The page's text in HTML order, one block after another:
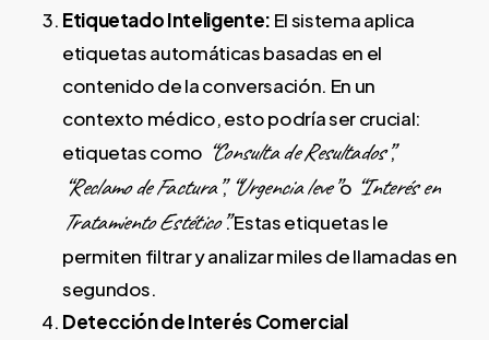
Etiquetado Inteligente: El sistema aplica
etiquetas automáticas basadas en el
contenido de la conversación. En un
contexto médico, esto podría ser crucial:
etiquetas como “Consulta de Resultados”,
“Reclamo de Factura”,“Urgencia leve”o “Interés en
Tratamiento Estético”. Estas etiquetas le
permiten filtrar y analizar miles de llamadas en
segundos.
Detección de Interés Comercial